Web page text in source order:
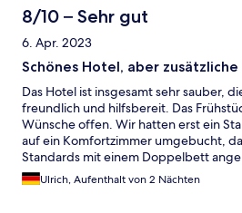
8/10 – Sehr gut
6. Apr. 2023
Schönes Hotel, aber zusätzliche
Das Hotel ist insgesamt sehr sauber,
freundlich und hilfsbereit. Das
Wünsche offen. Wir hatten erst ein
auf ein Komfortzimmer umgebucht,
Standards mit einem Doppelbett
das Zimmer nur mit zwei schmalen
Einzelbetten ausgestattet. Für den
Ulrich, Aufenthalt von 2 Nächten